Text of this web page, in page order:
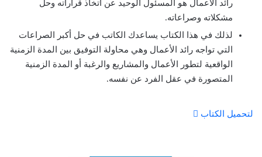
رائد الأعمال هو المسئول الوحيد عن اتخاذ قراراته وحل
مشكلاته وصراعاته.
لذلك في هذا الكتاب يساعدك الكاتب في حل أكبر الصراعات
التي تواجه رائد الأعمال وهي محاولة التوفيق بين المدة الزمنية
الواقعية لتطور الأعمال والمشاريع والرغبة أو المدة الزمنية
المتصورة في عقل الفرد عن نفسه.
لتحميل الكتاب